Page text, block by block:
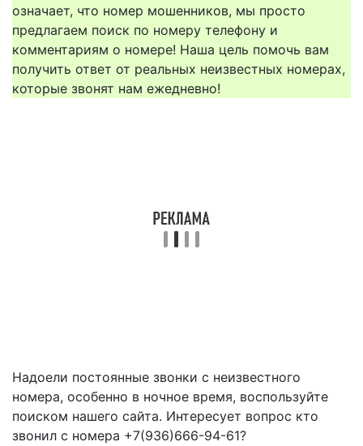
означает, что номер мошенников, мы просто
предлагаем поиск по номеру телефону и
комментариям о номере! Наша цель помочь вам
получить ответ от реальных неизвестных номерах,
которые звонят нам ежедневно!
Надоели постоянные звонки с неизвестного
номера, особенно в ночное время, воспользуйте
поиском нашего сайта. Интересует вопрос кто
звонил с номера +7(936)666-94-61?